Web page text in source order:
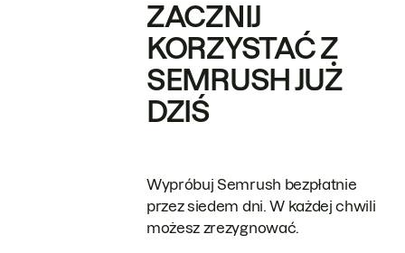
ZACZNIJ
KORZYSTAĆ Z
SEMRUSH JUŻ
DZIŚ
Wypróbuj Semrush bezpłatnie
przez siedem dni. W każdej chwili
możesz zrezygnować.